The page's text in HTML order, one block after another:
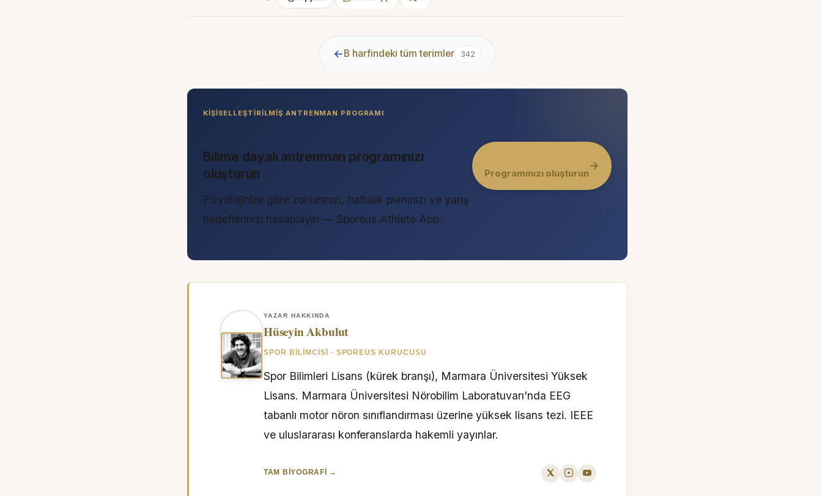
← B harfindeki tüm terimler 342
KIŞISELLEŞTIRILMIŞ ANTRENMAN PROGRAMI
Bilime dayalı antrenman programınızı
oluşturun
Fizyolojinize göre zonlarınızı, haftalık planınızı ve yarış
hedeflerinizi hesaplayın — Sporeus Athlete App.
Programınızı oluşturun
→
YAZAR HAKKINDA
Hüseyin Akbulut
SPOR BILIMCISI · SPOREUS KURUCUSU
Spor Bilimleri Lisans (kürek branşı), Marmara Üniversitesi Yüksek
Lisans. Marmara Üniversitesi Nörobilim Laboratuvarı'nda EEG
tabanlı motor nöron sınıflandırması üzerine yüksek lisans tezi. IEEE
ve uluslararası konferanslarda hakemli yayınlar.
TAM BIYOGRAFI →